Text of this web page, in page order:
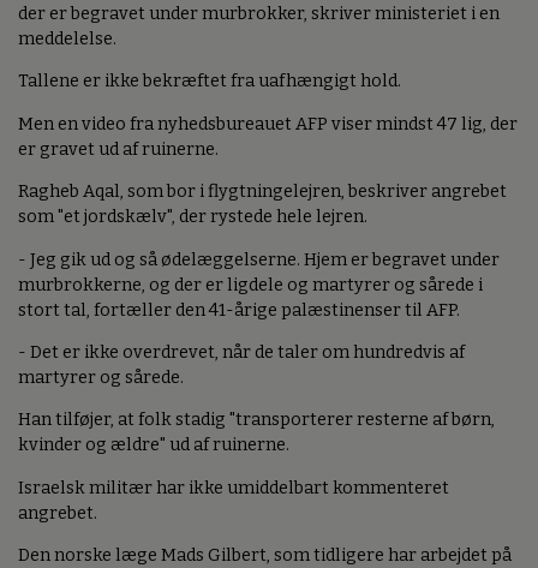
der er begravet under murbrokker, skriver ministeriet i en
meddelelse.
Tallene er ikke bekræftet fra uafhængigt hold.
Men en video fra nyhedsbureauet AFP viser mindst 47 lig, der
er gravet ud af ruinerne.
Ragheb Aqal, som bor i flygtningelejren, beskriver angrebet
som "et jordskælv", der rystede hele lejren.
- Jeg gik ud og så ødelæggelserne. Hjem er begravet under
murbrokkerne, og der er ligdele og martyrer og sårede i
stort tal, fortæller den 41-årige palæstinenser til AFP.
- Det er ikke overdrevet, når de taler om hundredvis af
martyrer og sårede.
Han tilføjer, at folk stadig "transporterer resterne af børn,
kvinder og ældre" ud af ruinerne.
Israelsk militær har ikke umiddelbart kommenteret
angrebet.
Den norske læge Mads Gilbert, som tidligere har arbejdet på